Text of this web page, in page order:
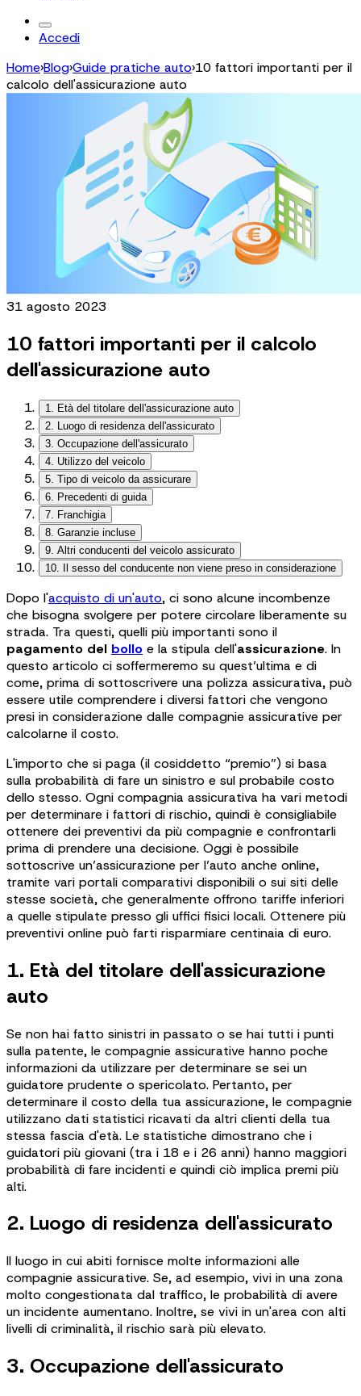
Accedi
Home›Blog›Guide pratiche auto›10 fattori importanti per il
calcolo dell'assicurazione auto
31 agosto 2023
10 fattori importanti per il calcolo
dell'assicurazione auto
1. Età del titolare dell'assicurazione auto
2. Luogo di residenza dell'assicurato
3. Occupazione dell'assicurato
4. Utilizzo del veicolo
5. Tipo di veicolo da assicurare
6. Precedenti di guida
7. Franchigia
8. Garanzie incluse
9. Altri conducenti del veicolo assicurato
10. Il sesso del conducente non viene preso in considerazione
Dopo l'acquisto di un'auto, ci sono alcune incombenze
che bisogna svolgere per potere circolare liberamente su
strada. Tra questi, quelli più importanti sono il
pagamento del bollo e la stipula dell'assicurazione. In
questo articolo ci soffermeremo su quest’ultima e di
come, prima di sottoscrivere una polizza assicurativa, può
essere utile comprendere i diversi fattori che vengono
presi in considerazione dalle compagnie assicurative per
calcolarne il costo.
L'importo che si paga (il cosiddetto “premio”) si basa
sulla probabilità di fare un sinistro e sul probabile costo
dello stesso. Ogni compagnia assicurativa ha vari metodi
per determinare i fattori di rischio, quindi è consigliabile
ottenere dei preventivi da più compagnie e confrontarli
prima di prendere una decisione. Oggi è possibile
sottoscrive un’assicurazione per l’auto anche online,
tramite vari portali comparativi disponibili o sui siti delle
stesse società, che generalmente offrono tariffe inferiori
a quelle stipulate presso gli uffici fisici locali. Ottenere più
preventivi online può farti risparmiare centinaia di euro.
1. Età del titolare dell'assicurazione
auto
Se non hai fatto sinistri in passato o se hai tutti i punti
sulla patente, le compagnie assicurative hanno poche
informazioni da utilizzare per determinare se sei un
guidatore prudente o spericolato. Pertanto, per
determinare il costo della tua assicurazione, le compagnie
utilizzano dati statistici ricavati da altri clienti della tua
stessa fascia d'età. Le statistiche dimostrano che i
guidatori più giovani (tra i 18 e i 26 anni) hanno maggiori
probabilità di fare incidenti e quindi ciò implica premi più
alti.
2. Luogo di residenza dell'assicurato
Il luogo in cui abiti fornisce molte informazioni alle
compagnie assicurative. Se, ad esempio, vivi in una zona
molto congestionata dal traffico, le probabilità di avere
un incidente aumentano. Inoltre, se vivi in un'area con alti
livelli di criminalità, il rischio sarà più elevato.
3. Occupazione dell'assicurato